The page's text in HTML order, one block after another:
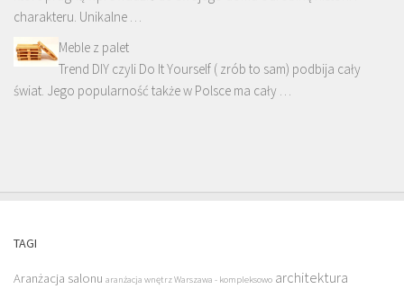
charakteru. Unikalne …
Meble z palet
Trend DIY czyli Do It Yourself ( zrób to sam) podbija cały
świat. Jego popularność także w Polsce ma cały …
TAGI
Aranżacja salonu aranżacja wnętrz Warszawa - kompleksowo architektura